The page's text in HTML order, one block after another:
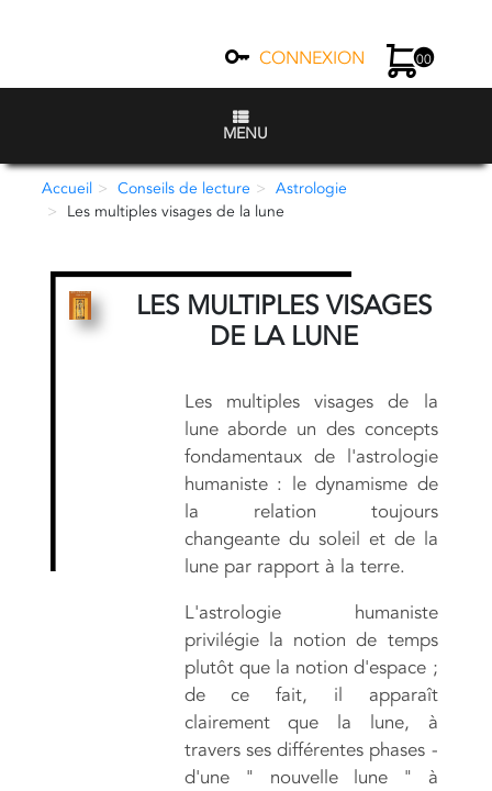
CONNEXION 00
MENU
Accueil Conseils de lecture
Astrologie
Les multiples visages de la lune
LES MULTIPLES VISAGES
DE LA LUNE
Les multiples visages de la
lune aborde un des concepts
fondamentaux de l'astrologie
humaniste : le dynamisme de
la relation toujours
changeante du soleil et de la
lune par rapport à la terre.
L'astrologie humaniste
privilégie la notion de temps
plutôt que la notion d'espace ;
de ce fait, il apparaît
clairement que la lune, à
travers ses différentes phases -
d'une " nouvelle lune " à